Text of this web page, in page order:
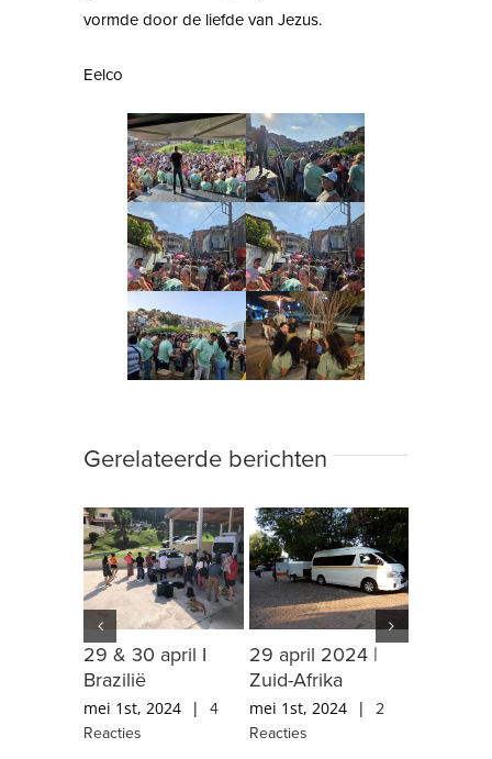
vormde door de liefde van Jezus.
Eelco
Gerelateerde berichten
29 & 30 april I
Brazilië
mei 1st, 2024 |
4
Reacties
29 april 2024 |
Zuid-Afrika
mei 1st, 2024 |
2
Reacties